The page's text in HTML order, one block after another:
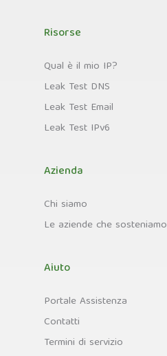
Risorse
Qual è il mio IP?
Leak Test DNS
Leak Test Email
Leak Test IPv6
Azienda
Chi siamo
Le aziende che sosteniamo
Aiuto
Portale Assistenza
Contatti
Termini di servizio